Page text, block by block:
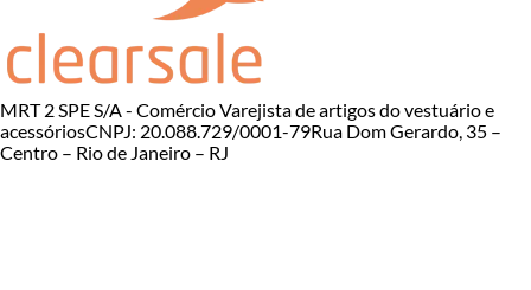
MRT 2 SPE S/A - Comércio Varejista de artigos do vestuário e
acessóriosCNPJ: 20.088.729/0001-79Rua Dom Gerardo, 35 –
Centro – Rio de Janeiro – RJ